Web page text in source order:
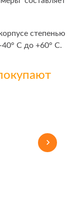
степенью
С до +60° С.